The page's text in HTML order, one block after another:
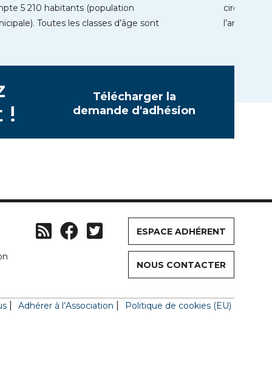
5 210 habitants (population
Toutes les classes d’âge sont
cirque de
l’année
!
Télécharger la
demande d'adhésion
ESPACE ADHÉRENT
NOUS CONTACTER
Adhérer à l’Association Politique de cookies (EU)